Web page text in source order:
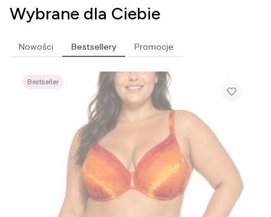
Wybrane dla Ciebie
Nowości Bestsellery Promocje
Bestseller